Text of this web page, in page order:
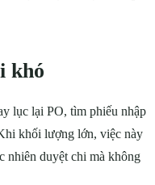
khó
lục lại PO, tìm phiếu nhập
khối lượng lớn, việc này
nhiên duyệt chi mà không